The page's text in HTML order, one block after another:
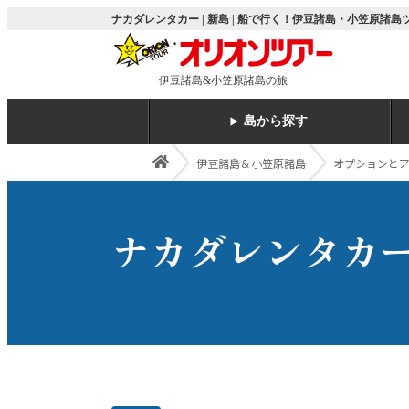
ナカダレンタカー | 新島 | 船で行く！伊豆諸島・小笠原諸島
伊豆諸島&小笠原諸島の旅
島から探す
伊豆諸島＆小笠原諸島 オプションと
ナカダレンタカ